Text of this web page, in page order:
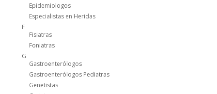
Epidemiologos
Especialistas en Heridas
F
Fisiatras
Foniatras
G
Gastroenterólogos
Gastroenterólogos Pediatras
Genetistas